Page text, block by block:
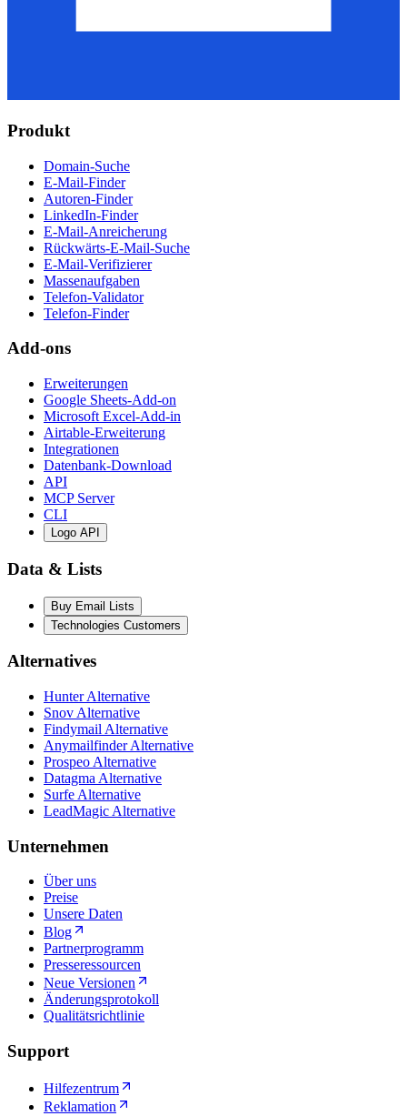
Produkt
Domain-Suche
E-Mail-Finder
Autoren-Finder
LinkedIn-Finder
E-Mail-Anreicherung
Rückwärts-E-Mail-Suche
E-Mail-Verifizierer
Massenaufgaben
Telefon-Validator
Telefon-Finder
Add-ons
Erweiterungen
Google Sheets-Add-on
Microsoft Excel-Add-in
Airtable-Erweiterung
Integrationen
Datenbank-Download
API
MCP Server
CLI
Logo API
Data & Lists
Buy Email Lists
Technologies Customers
Alternatives
Hunter Alternative
Snov Alternative
Findymail Alternative
Anymailfinder Alternative
Prospeo Alternative
Datagma Alternative
Surfe Alternative
LeadMagic Alternative
Unternehmen
Über uns
Preise
Unsere Daten
Blog
Partnerprogramm
Presseressourcen
Neue Versionen
Änderungsprotokoll
Qualitätsrichtlinie
Support
Hilfezentrum
Reklamation